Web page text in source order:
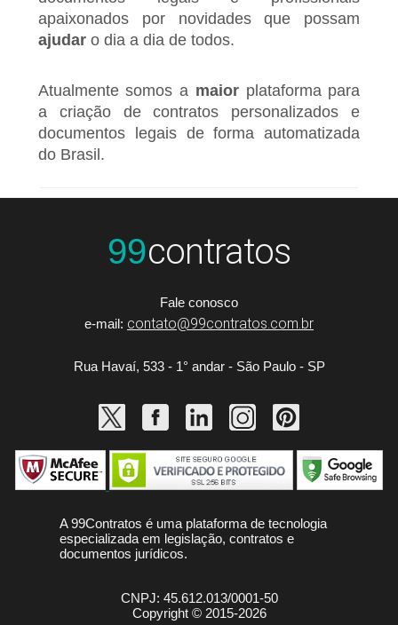
apaixonados por novidades que possam
ajudaro dia a dia de todos.
Atualmente somos a maiorplataforma para
a criação de contratos personalizados e
documentos legais de forma automatizada
do Brasil.
99contratos
Fale conosco
e-mail: contato@99contratos.com.br
Rua Havaí, 533 - 1° andar - São Paulo - SP
A 99Contratos é uma plataforma de tecnologia
especializada em legislação, contratos e
documentos jurídicos.
CNPJ: 45.612.013/0001-50
Copyright © 2015-2026